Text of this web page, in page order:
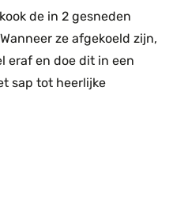
de in 2 gesneden
ze afgekoeld zijn,
eraf en doe dit in een
sap tot heerlijke